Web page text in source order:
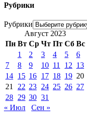
Рубрики
Рубрики
Август 2023
Пн Вт Ср Чт Пт Сб Вс
1
2 3 4 5
6
7
8 9 10 11 12 13
14 15 16 17 18 19 20
21
22 23 24 25 26 27
28 29 30 31
« Июл
Сен »